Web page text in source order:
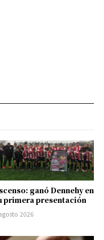
ganó Dennehy en
primera presentación
2026